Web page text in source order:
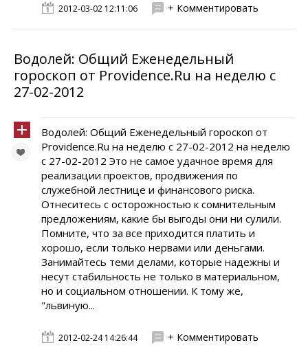
2012-03-02 12:11:06 + Комментировать
Водолей: Общий Еженедельный
гороскоп от Providence.Ru на неделю с
27-02-2012
Водолей: Общий Еженедельный гороскоп от
Providence.Ru на неделю с 27-02-2012 на неделю
с 27-02-2012 Это не самое удачное время для
реализации проектов, продвижения по
служебной лестнице и финансового риска.
Отнеситесь с осторожностью к сомнительным
предложениям, какие бы выгоды они ни сулили.
Помните, что за все приходится платить и
хорошо, если только нервами или деньгами.
Занимайтесь теми делами, которые надежны и
несут стабильность не только в материальном,
но и социальном отношении. К тому же,
"львиную...
2012-02-24 14:26:44 + Комментировать